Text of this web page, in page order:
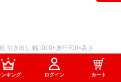
引き出し 幅1000×奥行700×高さ
ク
ンキング ログイン カート